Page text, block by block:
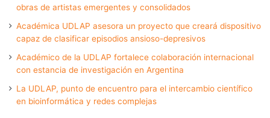
obras de artistas emergentes y consolidados
Académica UDLAP asesora un proyecto que creará dispositivo
capaz de clasificar episodios ansioso-depresivos
Académico de la UDLAP fortalece colaboración internacional
con estancia de investigación en Argentina
La UDLAP, punto de encuentro para el intercambio científico
en bioinformática y redes complejas